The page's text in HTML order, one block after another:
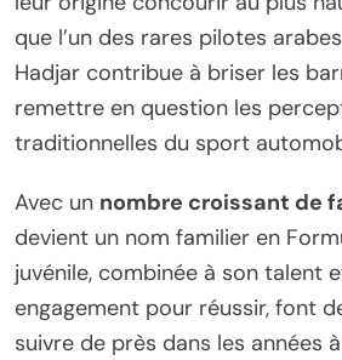
que l’un des rares pilotes
Hadjar contribue à briser les
remettre en question les
traditionnelles du sport
Avec un nombre croissant de
devient un nom familier en
juvénile, combinée à son talent
engagement pour réussir, font
suivre de près dans les années